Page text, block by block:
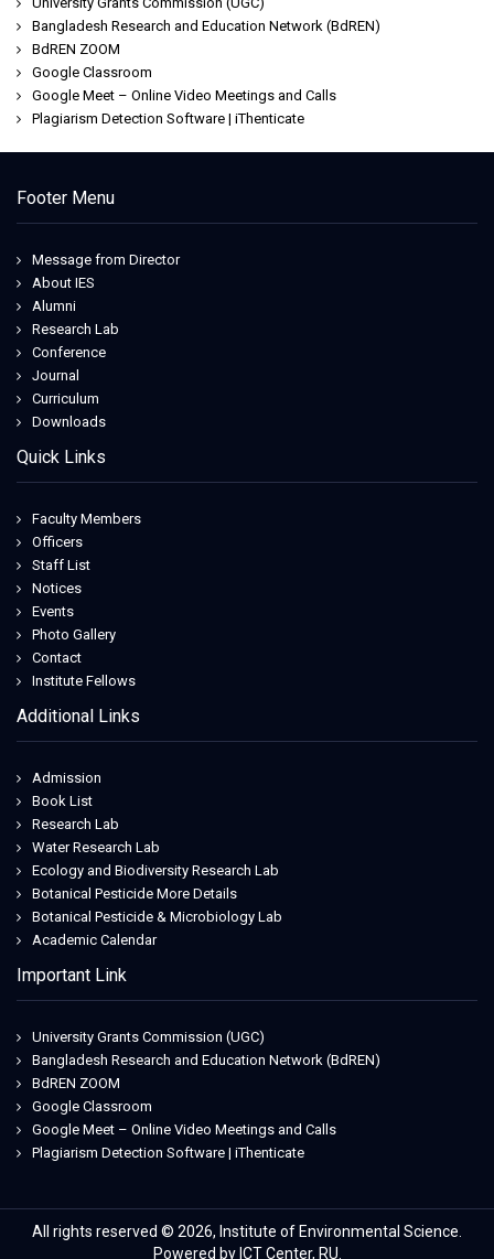
Bangladesh Research and Education Network (BdREN)
BdREN ZOOM
Google Classroom
Google Meet – Online Video Meetings and Calls
Plagiarism Detection Software | iThenticate
Jeetwin
Footer Menu
Message from Director
About IES
Alumni
Research Lab
Conference
Journal
Curriculum
Downloads
Quick Links
Faculty Members
Officers
Staff List
Notices
Events
Photo Gallery
Contact
Institute Fellows
Additional Links
Admission
Book List
Research Lab
Water Research Lab
Ecology and Biodiversity Research Lab
Botanical Pesticide More Details
Botanical Pesticide & Microbiology Lab
Academic Calendar
Important Link
University Grants Commission (UGC)
Bangladesh Research and Education Network (BdREN)
BdREN ZOOM
Google Classroom
Google Meet – Online Video Meetings and Calls
Plagiarism Detection Software | iThenticate
All rights reserved © 2026, Institute of Environmental Science.
Powered by ICT Center, RU.